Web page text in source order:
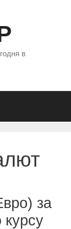
в
за